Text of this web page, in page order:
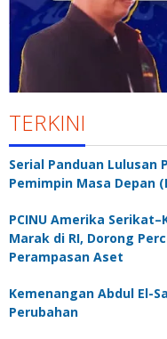
TERKINI
Serial Panduan
Pemimpin Masa Depan
PCINU Amerika
Marak di RI, Dorong
Perampasan Aset
Kemenangan Abdul El-
Perubahan